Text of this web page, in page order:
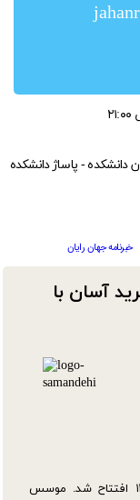
سایت فروشگاه jahanrayan از شهریور ماه سال ۱۴۰۰ افتتاح شد. موسس
آسان با
خبرنامه جهان رایان
دانشکده - پاساژ دانشکده